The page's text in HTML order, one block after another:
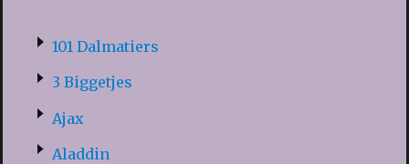
101 Dalmatiers
3 Biggetjes
Ajax
Aladdin